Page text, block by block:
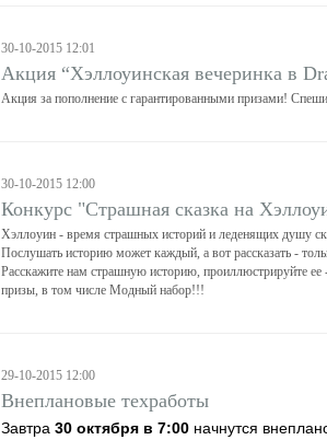
30-10-2015 12:01
Акция “Хэллоуинская вечеринка в
Акция за пополнение с гарантированными призами!
30-10-2015 12:00
Конкурс "Страшная сказка на
Хэллоуин - время страшных историй и леденящих душу
Послушать историю может каждый, а вот рассказать -
Расскажите нам страшную историю, проиллюстрируйте ее
призы, в том числе Модный набор!!!
29-10-2015 12:00
Внеплановые техработы
Завтра 30 октября в 7:00 начнутся